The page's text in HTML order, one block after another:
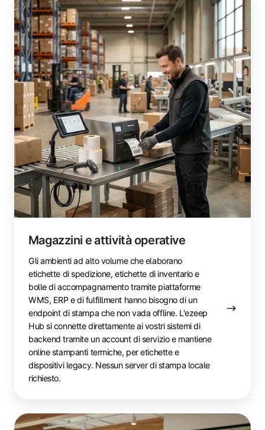
Magazzini e attività operative
Gli ambienti ad alto volume che elaborano
etichette di spedizione, etichette di inventario e
bolle di accompagnamento tramite piattaforme
WMS, ERP e di fulfillment hanno bisogno di un
endpoint di stampa che non vada offline. L'ezeep
Hub si connette direttamente ai vostri sistemi di
backend tramite un account di servizio e mantiene
online stampanti termiche, per etichette e
dispositivi legacy. Nessun server di stampa locale
richiesto.
attività
operative
Spazi